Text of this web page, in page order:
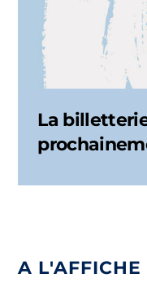
La
A L'AFFICHE